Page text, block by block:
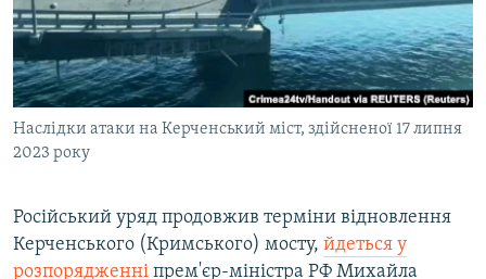
ВІДЕОУРОКИ «ELIFBE»
СВІДЧЕННЯ ОКУПАЦІЇ
УКРАЇНСЬКА ПРОБЛЕМА КРИМУ
ІНФОГРАФІКА
Русский
Qırımtatar
ДОЛУЧАЙСЯ!
Усі сайти RFE/RL
Наслідки атаки на Керченський міст, здійсненої 17 липня
2023 року
Російський уряд продовжив терміни відновлення
Керченського (Кримського) мосту, йдеться у
розпорядженні прем'єр-міністра РФ Михайла